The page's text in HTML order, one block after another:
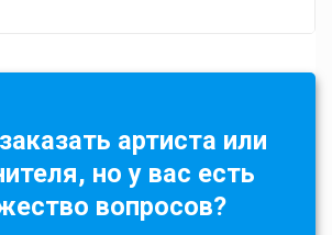
артиста или
но у вас есть
вопросов?